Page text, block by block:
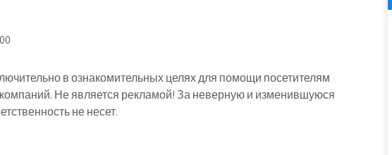
в ознакомительных целях для помощи посетителям
Не является рекламой! За неверную и изменившуюся
не несет.